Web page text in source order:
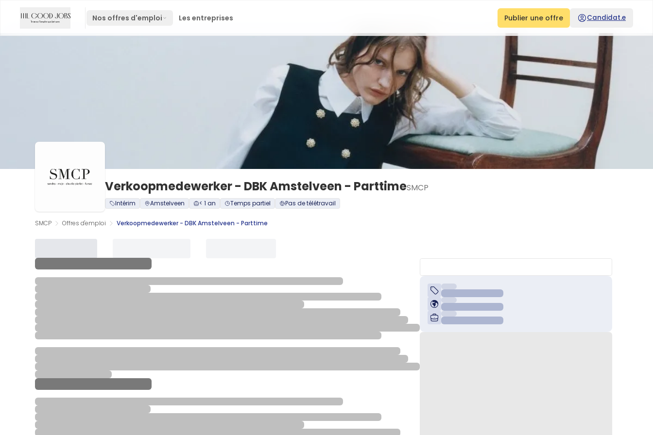
Nos offres d'emploi Les entreprises Publier une offre Candidat.e
Verkoopmedewerker - DBK Amstelveen - ParttimeSMCP
Intérim Amstelveen < 1 an Temps partiel Pas de télétravail
SMCP Offres d'emploi Verkoopmedewerker - DBK Amstelveen - Parttime